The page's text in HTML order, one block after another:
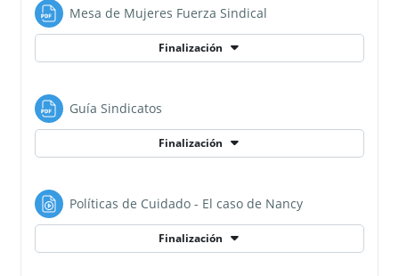
Mesa de Mujeres Fuerza Sindical
Finalización
Guía Sindicatos
Finalización
Políticas de Cuidado - El caso de Nancy
Finalización